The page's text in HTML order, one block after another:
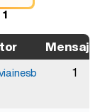
1
Mensajes
1